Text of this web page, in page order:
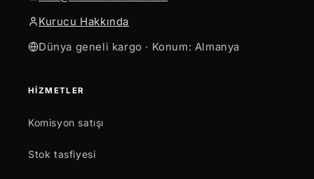
Kurucu Hakkında
Dünya geneli kargo · Konum: Almanya
HIZMETLER
Komisyon satışı
Stok tasfiyesi